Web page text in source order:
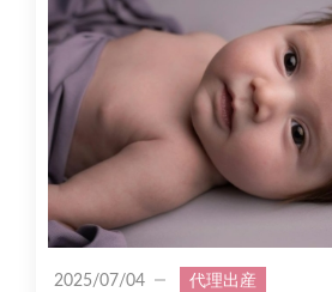
2025/07/04 代理出産